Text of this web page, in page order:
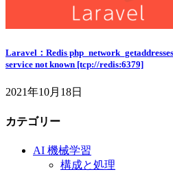
Laravel：Redis
service not known [tcp://redis:6379]
2021年10月18日
カテゴリー
AI 機械学習
構成と処理